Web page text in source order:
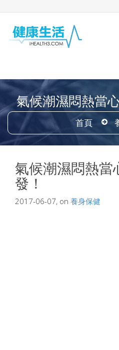
氣候潮濕悶熱當
首頁
氣候潮濕悶熱當
發！
2017-06-07, on 養身保健